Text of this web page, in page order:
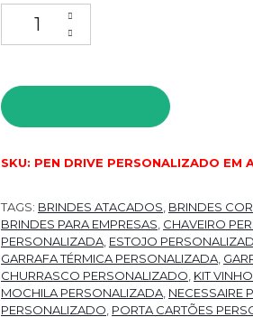
Pen Drive Personalizado Em
SKU: PEN DRIVE PERSONALIZADO EM
TAGS: BRINDES ATACADOS BRINDES
BRINDES PARA EMPRESAS CHAVEIRO
PERSONALIZADA ESTOJO
GARRAFA TÉRMICA PERSONALIZADA
CHURRASCO PERSONALIZADO KIT
MOCHILA PERSONALIZADA NECESSAIRE
PERSONALIZADO PORTA CARTÕES